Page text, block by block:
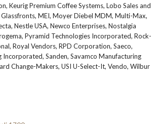
Keurig Premium Coffee Systems, Lobo Sales and
MEI, Moyer Diebel MDM, Multi-Max,
Nestle USA, Newco Enterprises, Nostalgia
Pyramid Technologies Incorporated, Rock-
Royal Vendors, RPD Corporation, Saeco,
Incorporated, Sanden, Savamco Manufacturing
Change-Makers, USI U-Select-It, Vendo, Wilbur